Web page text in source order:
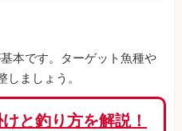
本です。ターゲット魚種や
ましょう。
と釣り方を解説！